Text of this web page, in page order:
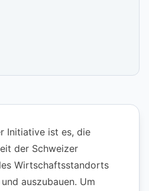
Initiative ist es, die
der Schweizer
Wirtschaftsstandorts
auszubauen. Um